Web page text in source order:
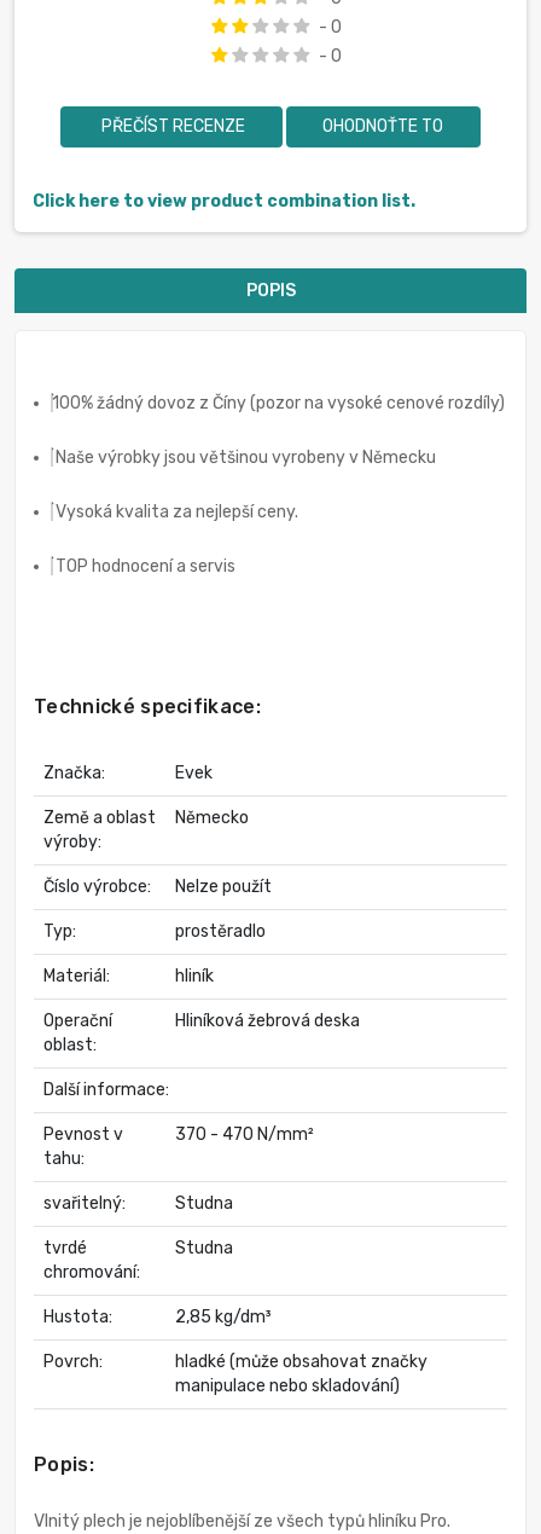
- 0
- 0
PŘEČÍST RECENZE OHODNOŤTE TO
Click here to view product combination list.
POPIS
100% žádný dovoz z Číny (pozor na vysoké cenové rozdíly)
Naše výrobky jsou většinou vyrobeny v Německu
Vysoká kvalita za nejlepší ceny.
TOP hodnocení a servis
Technické specifikace:
Značka: Evek
Země a oblast
výroby:
Německo
Číslo výrobce: Nelze použít
Typ: prostěradlo
Materiál: hliník
Operační
oblast:
Hliníková žebrová deska
Další informace:
Pevnost v
tahu:
370 - 470 N/mm²
svařitelný: Studna
tvrdé
chromování:
Studna
Hustota: 2,85 kg/dm³
Povrch:
hladké (může obsahovat značky
manipulace nebo skladování)
Popis:
Vlnitý plech je nejoblíbenější ze všech typů hliníku Pro.